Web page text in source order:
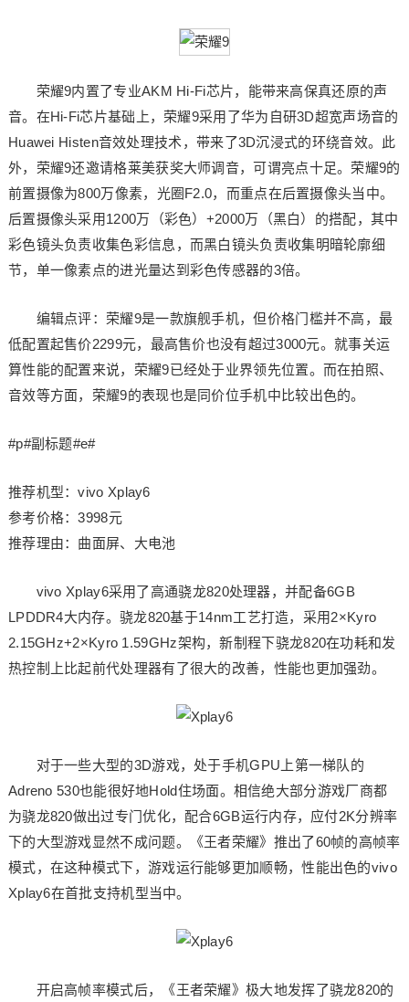
荣耀9内置了专业AKM Hi-Fi芯片，能带来高保真还原的声
音。在Hi-Fi芯片基础上，荣耀9采用了华为自研3D超宽声场音的
Huawei Histen音效处理技术，带来了3D沉浸式的环绕音效。此
外，荣耀9还邀请格莱美获奖大师调音，可谓亮点十足。荣耀9的
前置摄像为800万像素，光圈F2.0，而重点在后置摄像头当中。
后置摄像头采用1200万（彩色）+2000万（黑白）的搭配，其中
彩色镜头负责收集色彩信息，而黑白镜头负责收集明暗轮廓细
节，单一像素点的进光量达到彩色传感器的3倍。
编辑点评：荣耀9是一款旗舰手机，但价格门槛并不高，最
低配置起售价2299元，最高售价也没有超过3000元。就事关运
算性能的配置来说，荣耀9已经处于业界领先位置。而在拍照、
音效等方面，荣耀9的表现也是同价位手机中比较出色的。
#p#副标题#e#
推荐机型：vivo Xplay6
参考价格：3998元
推荐理由：曲面屏、大电池
vivo Xplay6采用了高通骁龙820处理器，并配备6GB
LPDDR4大内存。骁龙820基于14nm工艺打造，采用2×Kyro
2.15GHz+2×Kyro 1.59GHz架构，新制程下骁龙820在功耗和发
热控制上比起前代处理器有了很大的改善，性能也更加强劲。
对于一些大型的3D游戏，处于手机GPU上第一梯队的
Adreno 530也能很好地Hold住场面。相信绝大部分游戏厂商都
为骁龙820做出过专门优化，配合6GB运行内存，应付2K分辨率
下的大型游戏显然不成问题。《王者荣耀》推出了60帧的高帧率
模式，在这种模式下，游戏运行能够更加顺畅，性能出色的vivo
Xplay6在首批支持机型当中。
开启高帧率模式后，《王者荣耀》极大地发挥了骁龙820的